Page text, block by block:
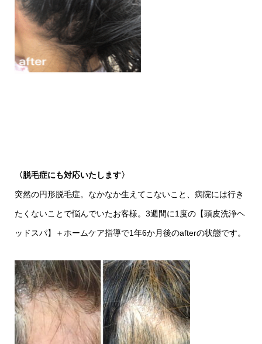
〈脱毛症にも対応いたします〉
突然の円形脱毛症。なかなか生えてこないこと、病院には行き
たくないことで悩んでいたお客様。3週間に1度の【頭皮洗浄ヘ
ッドスパ】＋ホームケア指導で1年6か月後のafterの状態です。